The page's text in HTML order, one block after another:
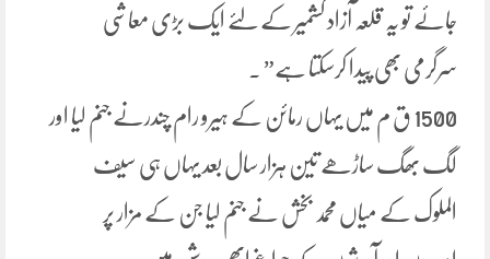
جائے تو یہ قلعہ آزاد کشمیر کے لئے ایک بڑی معاشی
سرگرمی بھی پیدا کرسکتا ہے” ۔
1500 ق م میں یہاں رمائن کے ہیرو رام چندرنے جنم لیا اور
لگ بھگ ساڑھے تین ہزار سال بعد یہاں ہی سیف
الملوک کے میاں محمد بخش نے جنم لیا جن کے مزار پر